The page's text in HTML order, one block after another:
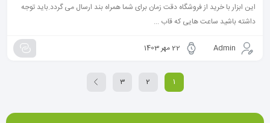
این ابزار با خرید از فروشگاه دقت زمان برای شما همراه بند ارسال می گردد.باید توجه
داشته باشید ساعت هایی که قاب ...
Admin 22 مهر 1403
1
2
3